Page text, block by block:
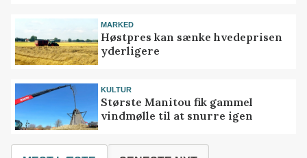
MARKED
Høstpres kan sænke hvedeprisen
yderligere
KULTUR
Største Manitou fik gammel
vindmølle til at snurre igen